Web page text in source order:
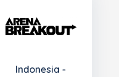
Indonesia -